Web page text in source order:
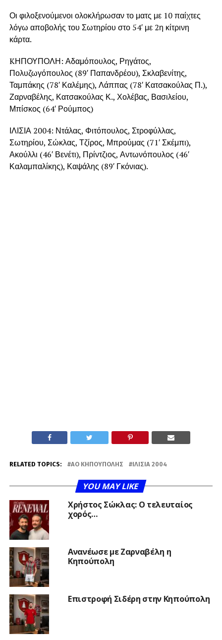
Οι φιλοξενούμενοι ολοκλήρωσαν το ματς με 10 παίχτες
λόγω αποβολής του Σωτηρίου στο 54′ με 2η κίτρινη
κάρτα.
KΗΠΟΥΠΟΛΗ: Αδαμόπουλος, Ρηγάτος,
Πολυζωγόπουλος (89′ Παπανδρέου), Σκλαβενίτης,
Ταμπάκης (78′ Καλέμης), Λάππας (78′ Κατσακούλας Π.),
Ζαρναβέλης, Κατσακούλας Κ., Χολέβας, Βασιλείου,
Μπίσκος (64′ Ρούμπος)
ΙΛΙΣΙΑ 2004: Ντάλας, Φιτόπουλος, Στροφύλλας,
Σωτηρίου, Σώκλας, Τζίρος, Μπρούμας (71′ Σκέμπι),
Ακούλλι (46′ Βενέτι), Πρίντζιος, Αντωνόπουλος (46′
Καλαμπαλίκης), Καψάλης (89′ Γκόνιας).
RELATED TOPICS: ΑΟ ΚΗΠΟΎΠΟΛΗΣ ΙΛΊΣΙΑ 2004
YOU MAY LIKE
Χρήστος Σώκλας: Ο τελευταίος
χορός…
Ανανέωσε με Ζαρναβέλη η
Κηπούπολη
Επιστροφή Σιδέρη στην Κηπούπολη